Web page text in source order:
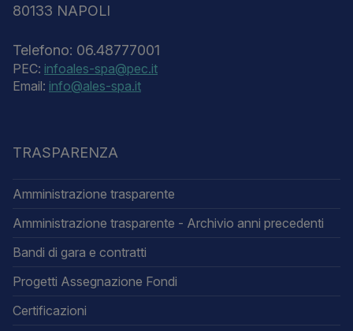
80133 NAPOLI
Telefono: 06.48777001
PEC: infoales-spa@pec.it
Email: info@ales-spa.it
TRASPARENZA
Amministrazione trasparente
Amministrazione trasparente - Archivio anni precedenti
Bandi di gara e contratti
Progetti Assegnazione Fondi
Certificazioni